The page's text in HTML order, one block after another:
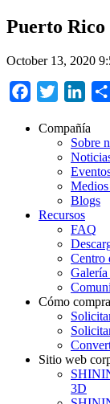
Puerto Rico
October 13, 2020
Facebook
Twitter
Compañía
Sobre
Blogs
Recursos
FAQ
Centro
Galería
Cómo
Sitio web
3D